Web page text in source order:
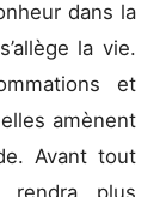
dans la
la vie.
et
amènent
Avant tout
rendra plus